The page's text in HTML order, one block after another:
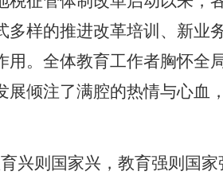
多样的推进改革培训、新业
用。全体教育工作者胸怀全
倾注了满腔的热情与心血
兴则国家兴，教育强则国